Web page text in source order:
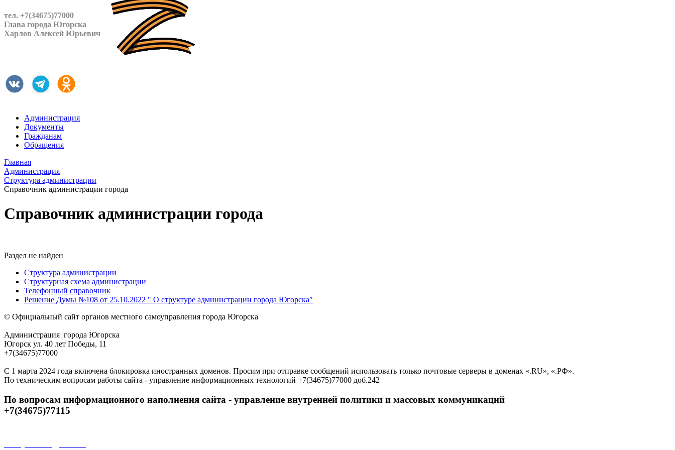
тел. +7(34675)77000
Глава города Югорска
Харлов Алексей Юрьевич
Администрация
Документы
Гражданам
Обращения
Главная
Администрация
Структура администрации
Справочник администрации города
Справочник администрации города
Раздел не найден
Структура администрации
Структурная схема администрации
Телефонный справочник
Решение Думы №108 от 25.10.2022 " О структуре администрации города Югорска"
© Официальный сайт органов местного самоуправления города Югорска
Администрация города Югорска
Югорск ул. 40 лет Победы, 11
+7(34675)77000
С 1 марта 2024 года включена блокировка иностранных доменов. Просим при отправке сообщений использовать только почтовые серверы в доменах «.RU», «.РФ».
По техническим вопросам работы сайта - управление информационных технологий +7(34675)77000 доб.242
По вопросам информационного наполнения сайта - управление внутренней политики и массовых коммуникаций
+7(34675)77115